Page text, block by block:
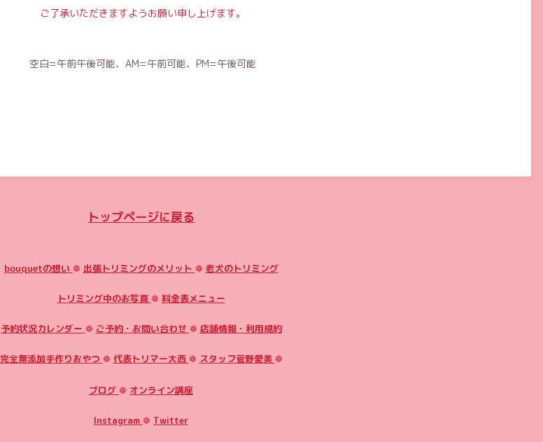
ご了承いただきますようお願い申し上げます。
空白=午前午後可能、AM=午前可能、PM=午後可能
トップページに戻る
bouquetの想い ❁ 出張トリミングのメリット ❁ 老犬のトリミング
トリミング中のお写真 ❁ 料金表メニュー
予約状況カレンダー ❁ ご予約・お問い合わせ ❁ 店舗情報・利用規約
完全無添加手作りおやつ ❁ 代表トリマー大西 ❁ スタッフ菅野愛美 ❁
ブログ ❁ オンライン講座
Instagram ❁ Twitter